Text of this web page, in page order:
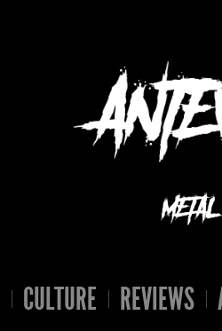
CULTURE REVIEWS